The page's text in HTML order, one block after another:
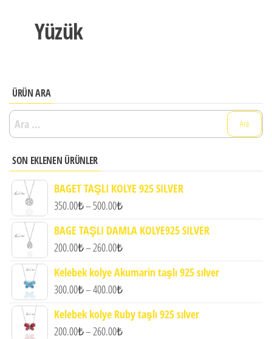
Yüzük
ÜRÜN ARA
Arama:
SON EKLENEN ÜRÜNLER
BAGET TAŞLI KOLYE 925 SILVER
350.00₺–500.00₺Fiyat
350.00₺
500.00₺
BAGE TAŞLI DAMLA KOLYE925 SILVER
200.00₺–260.00₺Fiyat
200.00₺
260.00₺
Kelebek kolye Akumarin taşlı 925 sılver
300.00₺–400.00₺Fiyat
300.00₺
Kelebek kolye Ruby taşlı 925 sılver
200.00₺–260.00₺Fiyat